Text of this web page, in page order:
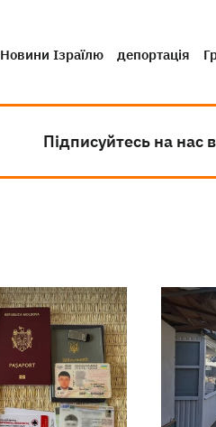
Новини Ізраїлю депортація
Підписуйтесь на нас